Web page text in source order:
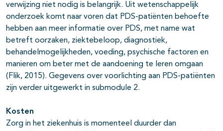
verwijzing niet nodig is belangrijk. Uit wetenschappelijk
onderzoek komt naar voren dat PDS-patiënten behoefte
hebben aan meer informatie over PDS, met name wat
betreft oorzaken, ziektebeloop, diagnostiek,
behandelmogelijkheden, voeding, psychische factoren en
manieren om beter met de aandoening te leren omgaan
(Flik, 2015). Gegevens over voorlichting aan PDS-patiënten
zijn verder uitgewerkt in submodule 2.
Kosten
Zorg in het ziekenhuis is momenteel duurder dan